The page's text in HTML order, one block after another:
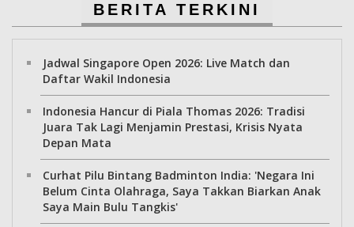
BERITA TERKINI
Jadwal Singapore Open 2026: Live Match dan
Daftar Wakil Indonesia
Indonesia Hancur di Piala Thomas 2026: Tradisi
Juara Tak Lagi Menjamin Prestasi, Krisis Nyata
Depan Mata
Curhat Pilu Bintang Badminton India: 'Negara Ini
Belum Cinta Olahraga, Saya Takkan Biarkan Anak
Saya Main Bulu Tangkis'